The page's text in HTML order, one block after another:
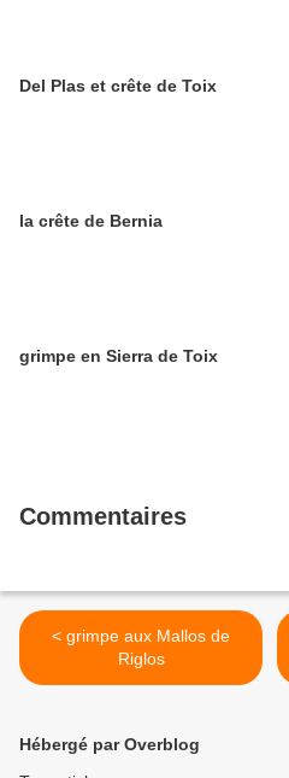
Del Plas et crête de Toix
la crête de Bernia
grimpe en Sierra de Toix
Commentaires
< grimpe aux Mallos de
Riglos
Hébergé par Overblog